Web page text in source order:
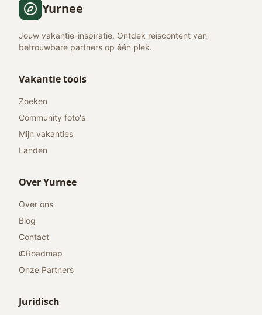
Yurnee
Jouw vakantie-inspiratie. Ontdek reiscontent van
betrouwbare partners op één plek.
Vakantie tools
Zoeken
Community foto's
Mijn vakanties
Landen
Over Yurnee
Over ons
Blog
Contact
Roadmap
Onze Partners
Juridisch